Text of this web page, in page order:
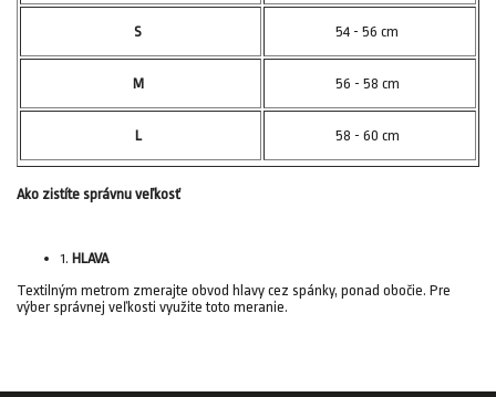
S 54 - 56 cm
M 56 - 58 cm
L 58 - 60 cm
Ako zistíte správnu veľkosť
1. HLAVA
Textilným metrom zmerajte obvod hlavy cez spánky, ponad obočie. Pre
výber správnej veľkosti využite toto meranie.